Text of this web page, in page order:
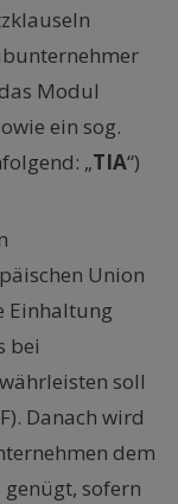
Modul
ein sog.
„TIA“)
Union
Einhaltung
bei
soll
Danach wird
dem
sofern